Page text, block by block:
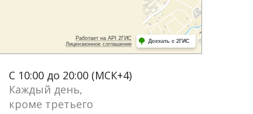
С 10:00 до 20:00 (МСК+4)
Каждый день,
кроме третьего